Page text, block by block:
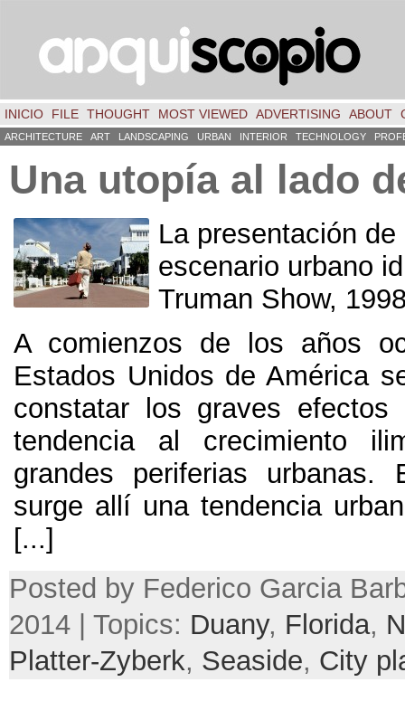
INICIO FILE THOUGHT MOST VIEWED ADVERTISING ABOUT
ARCHITECTURE ART LANDSCAPING URBAN INTERIOR TECHNOLOGY
Una utopía al lado
La presentación
escenario urbano
Truman Show,
A comienzos de los años
Estados Unidos de América
constatar los graves
tendencia al crecimiento
grandes periferias urbanas.
surge allí una tendencia
[...]
Posted by Federico Garcia
2014 | Topics: Duany, Florida,
Platter-Zyberk, Seaside, City